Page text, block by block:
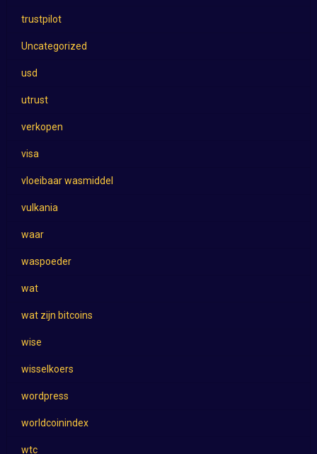
trustpilot
Uncategorized
usd
utrust
verkopen
visa
vloeibaar wasmiddel
vulkania
waar
waspoeder
wat
wat zijn bitcoins
wise
wisselkoers
wordpress
worldcoinindex
wtc